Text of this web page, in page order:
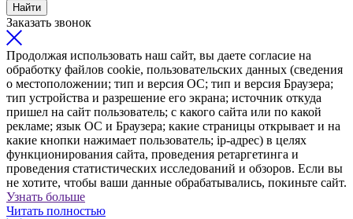
Найти
Заказать звонок
Продолжая использовать наш сайт, вы даете согласие на
обработку файлов cookie, пользовательских данных (сведения
о местоположении; тип и версия ОС; тип и версия Браузера;
тип устройства и разрешение его экрана; источник откуда
пришел на сайт пользователь; с какого сайта или по какой
рекламе; язык ОС и Браузера; какие страницы открывает и на
какие кнопки нажимает пользователь; ip-адрес) в целях
функционирования сайта, проведения ретаргетинга и
проведения статистических исследований и обзоров. Если вы
не хотите, чтобы ваши данные обрабатывались, покиньте сайт.
Узнать больше
Читать полностью